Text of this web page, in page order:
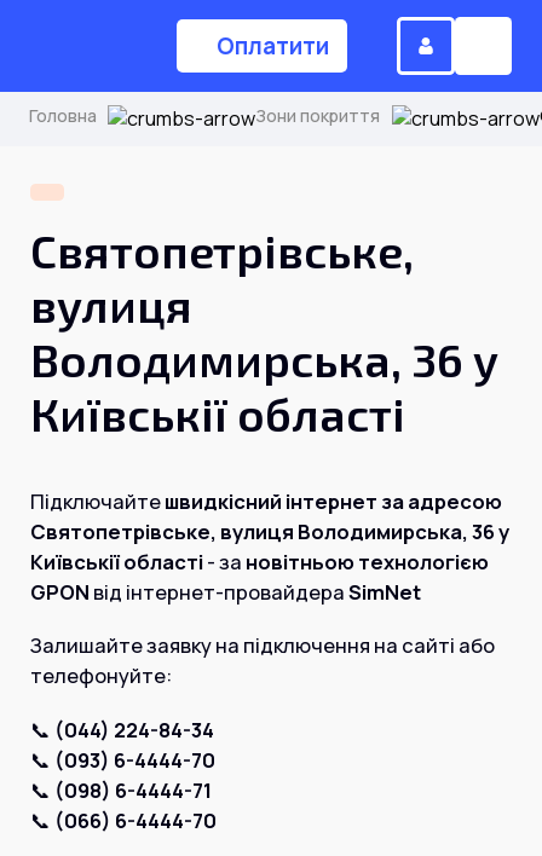
Оплатити
Для дому
Головна
Акції
Інтернет
Інтернет+ТБ
Телебачення
Домофонія
Відеонагляд
Про нас
Допомога
Контакти
Інше
Для дому
Для бізнесу
Карта покриття
Магазин
Замовити дзвінок
Загальні запитання:
Головна Зони покриття
Святопетрівське,
вулиця
Володимирська, 36 у
Київськії області
Підключайтешвидкісний інтернет за адресою
Святопетрівське, вулиця Володимирська, 36 у
Київськії області- за новітньою технологією
GPON від інтернет-провайдераSimNet
Залишайте заявку на підключення на сайті або
телефонуйте:
📞 (044) 224-84-34
📞 (093) 6-4444-70
📞 (098) 6-4444-71
📞 (066) 6-4444-70